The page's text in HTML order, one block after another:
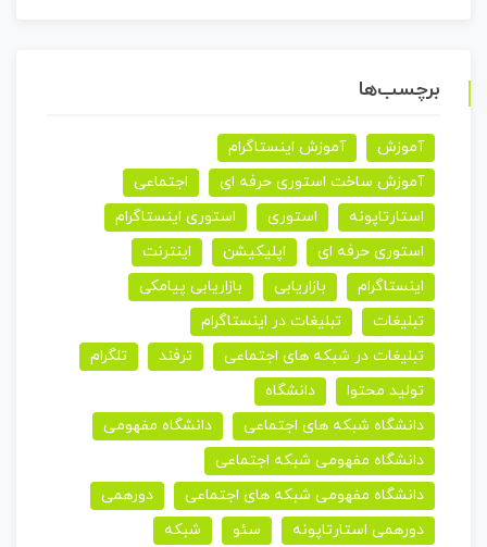
برچسب‌ها
آموزش
آموزش اینستاگرام
آموزش ساخت استوری حرفه ای
اجتماعی
استارتاپونه
استوری
استوری اینستاگرام
استوری حرفه ای
اپلیکیشن
اینترنت
اینستاگرام
بازاریابی
بازاریابی پیامکی
تبلیغات
تبلیغات در اینستاگرام
تبلیغات در شبکه های اجتماعی
ترفند
تلگرام
تولید محتوا
دانشگاه
دانشگاه شبکه های اجتماعی
دانشگاه مفهومی
دانشگاه مفهومی شبکه اجتماعی
دانشگاه مفهومی شبکه های اجتماعی
دورهمی
دورهمی استارتاپونه
سئو
شبکه